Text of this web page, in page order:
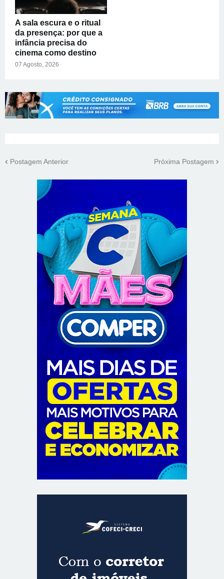
A sala escura e o ritual
da presença: por que a
infância precisa do
cinema como destino
07 Agosto, 2026
Postagem Anterior Próxima Postagem